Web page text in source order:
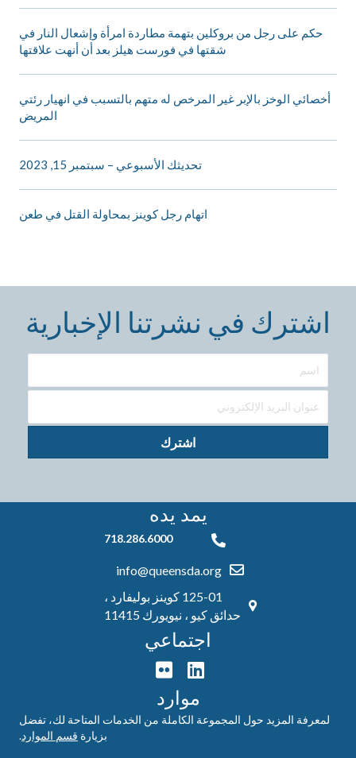
حكم على رجل من بروكلين بتهمة مطاردة امرأة وإشعال النار في
شقتها في فورست هيلز بعد أن أنهت علاقتها
أخصائي الوخز بالإبر غير المرخص له متهم بالتسبب في انهيار رئتي
المريض
تحديثك الأسبوعي – سبتمبر 15, 2023
اتهام رجل كوينز بمحاولة القتل في طعن
اشترك في نشرتنا الإخبارية
اشترك
يمد يده
718.286.6000
718.286.6000
info@queensda.org
125-01 كوينز بوليفارد ،
حدائق كيو ، نيويورك 11415
اجتماعي
موارد
لمعرفة المزيد حول المجموعة الكاملة من الخدمات المتاحة لك، تفضل
بزيارة قسم الموارد.